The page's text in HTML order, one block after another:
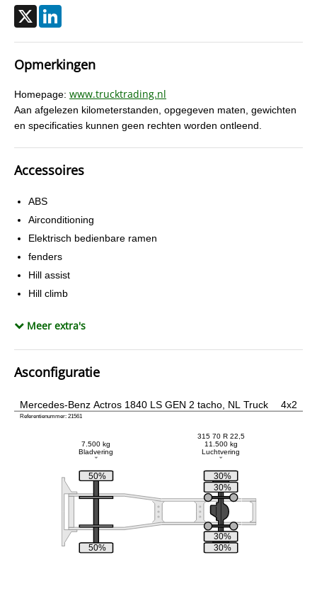
Opmerkingen
Homepage: www.trucktrading.nl
Aan afgelezen kilometerstanden, opgegeven maten, gewichten
en specificaties kunnen geen rechten worden ontleend.
Accessoires
ABS
Airconditioning
Elektrisch bedienbare ramen
fenders
Hill assist
Hill climb
Lane assist
Mistlampen
Standkachel
Meer extra's
Asconfiguratie
Mercedes-Benz Actros 1840 LS GEN 2 tacho, NL Truck 4x2
Referentienummer: 21561
7.500 kg
Bladvering
315 70 R 22,5
11.500 kg
Luchtvering
50%
50%
30%
30%
30%
30%